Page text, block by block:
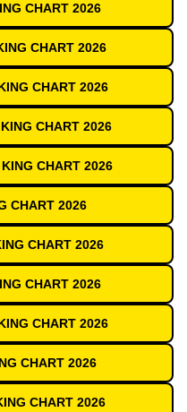
CHART 2026
CHART 2026
CHART 2026
CHART 2026
CHART 2026
CHART 2026
CHART 2026
CHART 2026
CHART 2026
CHART 2026
CHART 2026